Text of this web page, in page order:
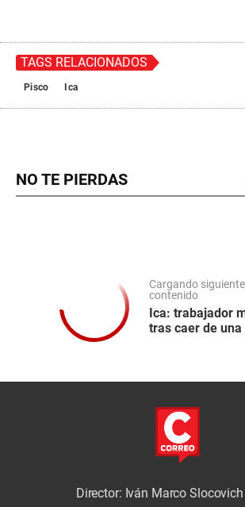
TAGS RELACIONADOS
Pisco Ica
NO TE PIERDAS
Cargando siguiente
contenido
Ica: trabajador
tras caer de una
Director: Iván Marco